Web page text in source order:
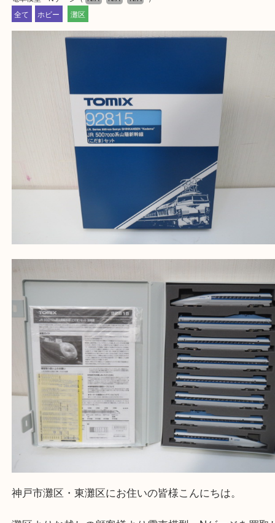
・出張買取,店頭買取どちらもその場で現金買取で
・全国から宅配買取受付中！
☆特殊査定依頼のご相談もお気軽に☆
遺品整理・生前整理・断捨離・引越し
物を整理するケースは年々増加傾向です。
当店ではそういったお困りの方からのご依頼も大歓
整理したいけどなにが値段つくかわからない…
そんなときはお気軽に上記フォームより出張買取
さい。
大吉のフォレスタ六甲店に来てよかった！そう思
けるよう丁寧に査定させていただきます。
Facebook
Twitter
Line
電車模型 Nゲージ